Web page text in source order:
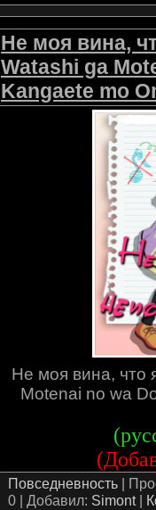
Не моя вина,
Watashi ga
Kangaete mo
Не моя вина, что
Motenai no wa
Повседневность |
0 | Добавил: Simont|